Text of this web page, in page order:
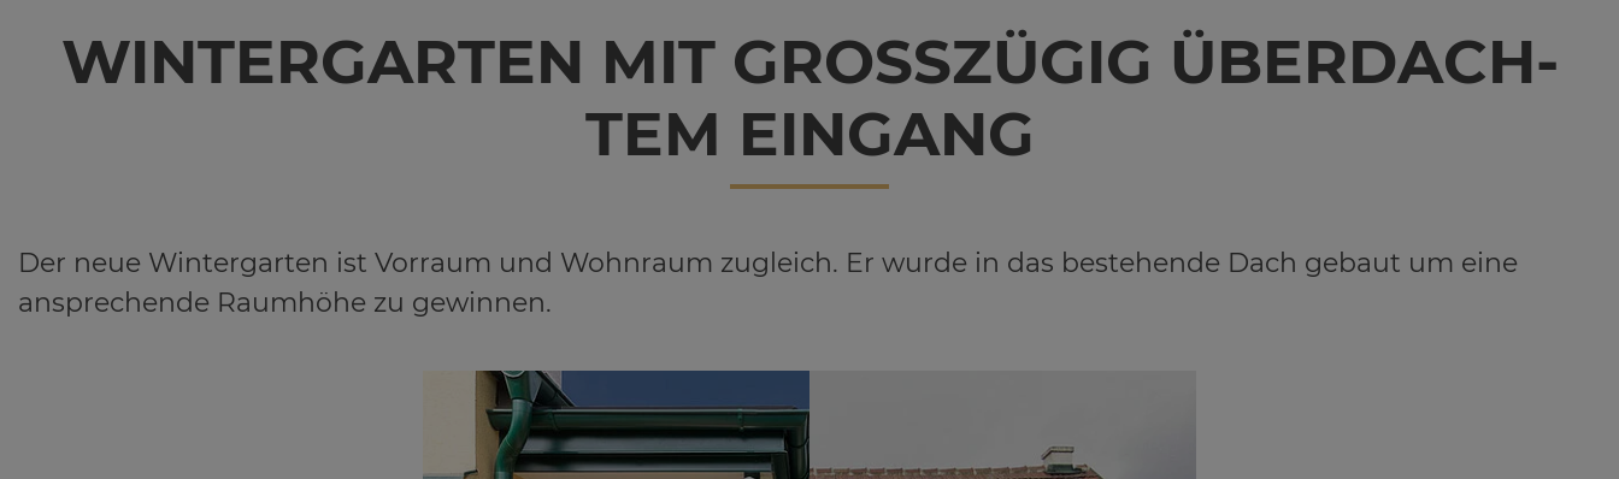
WIN­TER­GAR­TEN MIT GROSS­ZÜ­GIG ÜBER­DACH­T
EM EIN­GANG
Der neue Wintergarten ist Vorraum und Wohnraum zugleich. Er wurde in das bestehende Dach gebaut um eine
ansprechende Raumhöhe zu gewinnen.